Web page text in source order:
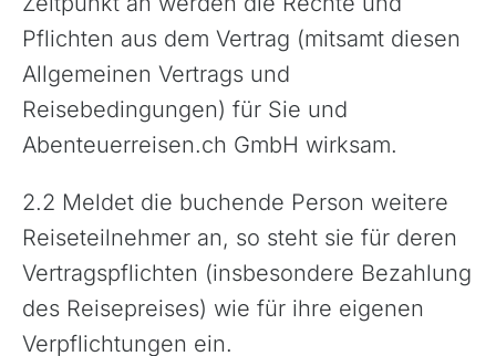
Pflichten aus dem Vertrag (mitsamt diesen
Allgemeinen Vertrags und
Reisebedingungen) für Sie und
Abenteuerreisen.ch GmbH wirksam.
2.2 Meldet die buchende Person weitere
Reiseteilnehmer an, so steht sie für deren
Vertragspflichten (insbesondere Bezahlung
des Reisepreises) wie für ihre eigenen
Verpflichtungen ein.